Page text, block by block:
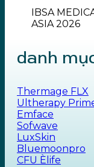
IBSA
ASIA 2026
danh
Thermage FLX
Ultherapy
Emface
Sofwave
LuxSkin
Bluemoonpro
CFU Èlife